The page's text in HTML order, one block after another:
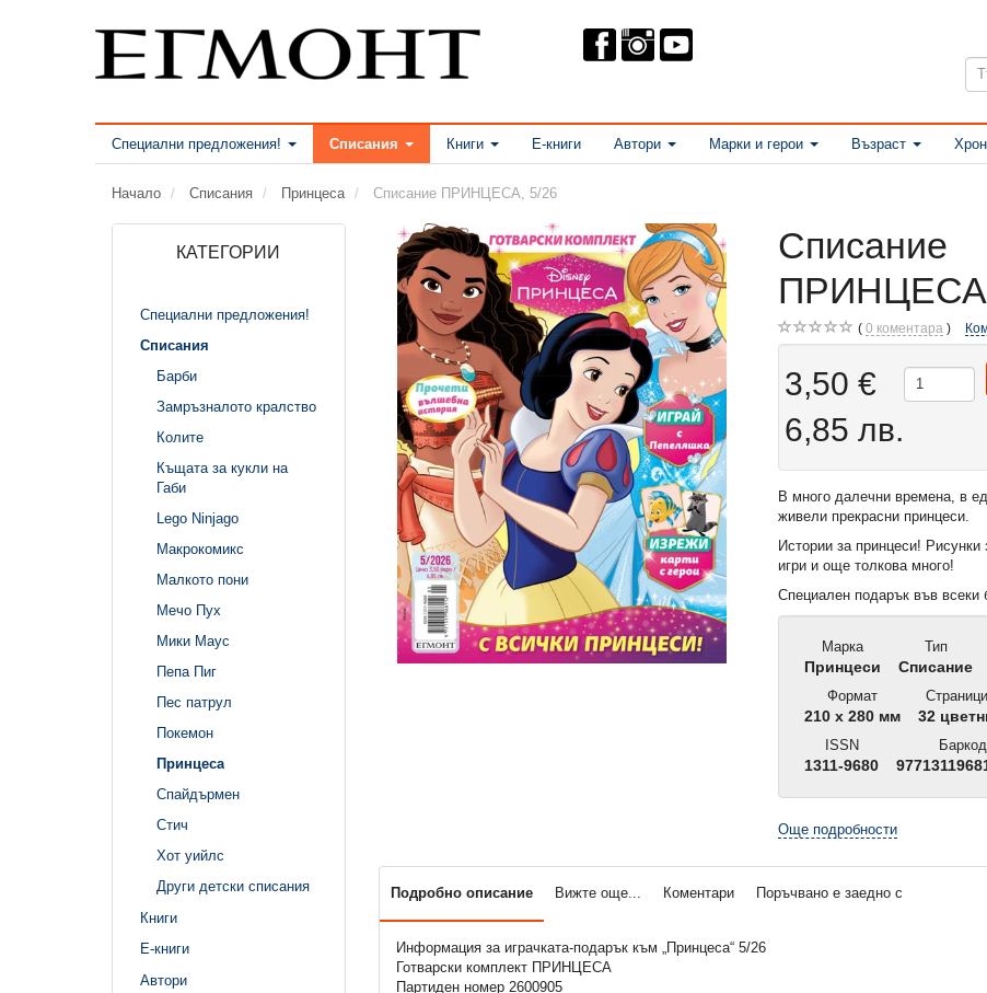
Специални предложения! Списания Книги Е-книги Автори Марки и герои Възраст
Начало Списания Принцеса Списание ПРИНЦЕСА, 5/26
КАТЕГОРИИ
Специални предложения!
Списания
Барби
Замръзналото кралство
Колите
Къщата за кукли на
Габи
Lego Ninjago
Макрокомикс
Малкото пони
Мечо Пух
Мики Маус
Пепа Пиг
Пес патрул
Покемон
Принцеса
Спайдърмен
Стич
Хот уийлс
Други детски списания
Книги
Е-книги
Автори
Списание
0 коментара
3,50 €
6,85 лв.
В много далечни времена, в
живели прекрасни принцеси.
Истории за принцеси! Рисунки
игри и още толкова много!
Специален подарък във всеки
Марка
Принцеси
Тип
Списание
Формат
210 x 280 мм
Страници
32
ISSN
1311-9680
Баркод
Още подробности
Подробно описание Вижте още... Коментари Поръчвано е заедно с
Информация за играчката-подарък към „Принцеса“ 5/26
Готварски комплект ПРИНЦЕСА
Партиден номер 2600905